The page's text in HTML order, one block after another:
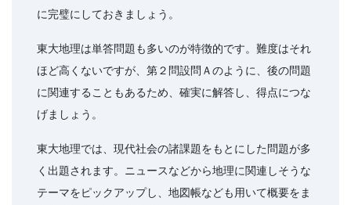
に完璧にしておきましょう。
東大地理は単答問題も多いのが特徴的です。難度はそれ
ほど高くないですが、第２問設問Ａのように、後の問題
に関連することもあるため、確実に解答し、得点につな
げましょう。
東大地理では、現代社会の諸課題をもとにした問題が多
く出題されます。ニュースなどから地理に関連しそうな
テーマをピックアップし、地図帳なども用いて概要をま